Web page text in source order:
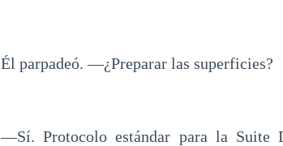
Él parpadeó. —¿Preparar las superficies?
—Sí. Protocolo estándar para la Suite